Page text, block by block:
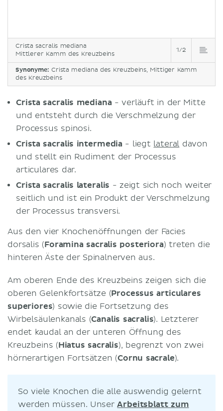
Crista sacralis mediana
Mittlerer Kamm des Kreuzbeins
1/2
Synonyme: Crista mediana des Kreuzbeins, Mittiger Kamm
des Kreuzbeins
Crista sacralis mediana - verläuft in der Mitte
und entsteht durch die Verschmelzung der
Processus spinosi.
Crista sacralis intermedia - liegt lateral davon
und stellt ein Rudiment der Processus
articulares dar.
Crista sacralis lateralis - zeigt sich noch weiter
seitlich und ist ein Produkt der Verschmelzung
der Processus transversi.
Aus den vier Knochenöffnungen der Facies
dorsalis (Foramina sacralis posteriora) treten die
hinteren Äste der Spinalnerven aus.
Am oberen Ende des Kreuzbeins zeigen sich die
oberen Gelenkfortsätze (Processus articulares
superiores) sowie die Fortsetzung des
Wirbelsäulenkanals (Canalis sacralis). Letzterer
endet kaudal an der unteren Öffnung des
Kreuzbeins (Hiatus sacralis), begrenzt von zwei
hörnerartigen Fortsätzen (Cornu sacrale).
So viele Knochen die alle auswendig gelernt
werden müssen. UnserArbeitsblatt zum